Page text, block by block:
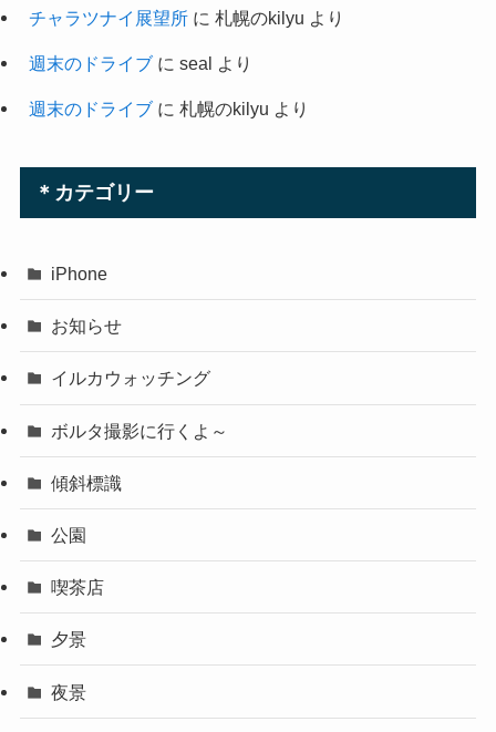
チャラツナイ展望所に 札幌のkilyu より
週末のドライブに seal より
週末のドライブに 札幌のkilyu より
＊カテゴリー
iPhone
お知らせ
イルカウォッチング
ボルタ撮影に行くよ～
傾斜標識
公園
喫茶店
夕景
夜景